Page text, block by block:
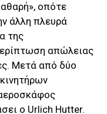
οπότε
άλλη πλευρά
της
απώλειας
Μετά από δύο
ο Urlich Hutter.